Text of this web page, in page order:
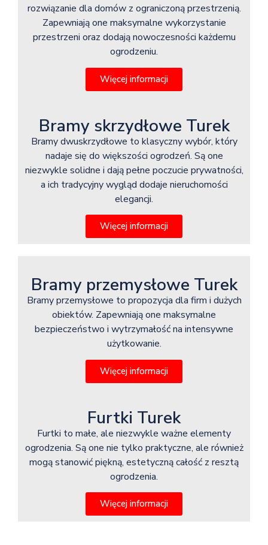
rozwiązanie dla domów z ograniczoną przestrzenią.
Zapewniają one maksymalne wykorzystanie
przestrzeni oraz dodają nowoczesności każdemu
ogrodzeniu.
Więcej informacji
Bramy skrzydłowe Turek
Bramy dwuskrzydłowe to klasyczny wybór, który
nadaje się do większości ogrodzeń. Są one
niezwykle solidne i dają pełne poczucie prywatności,
a ich tradycyjny wygląd dodaje nieruchomości
elegancji.
Więcej informacji
Bramy przemysłowe Turek
Bramy przemysłowe to propozycja dla firm i dużych
obiektów. Zapewniają one maksymalne
bezpieczeństwo i wytrzymałość na intensywne
użytkowanie.
Więcej informacji
Furtki Turek
Furtki to małe, ale niezwykle ważne elementy
ogrodzenia. Są one nie tylko praktyczne, ale również
mogą stanowić piękną, estetyczną całość z resztą
ogrodzenia.
Więcej informacji